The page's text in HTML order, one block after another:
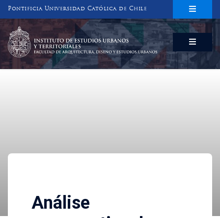
Pontificia Universidad Católica de Chile
INSTITUTO DE ESTUDIOS URBANOS
Y TERRITORIALES
Análise